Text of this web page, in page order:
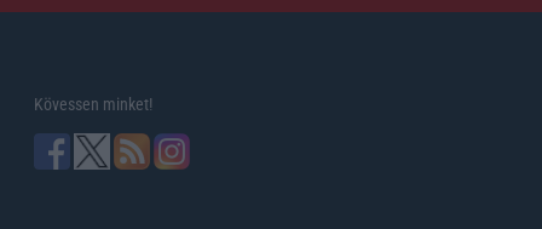
Kövessen minket!